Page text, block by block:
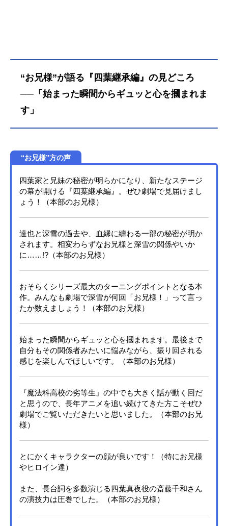
“お兄様”が語る『四葉継承編』の見どころ
──「始まった瞬間からギュッと心を摑まれま
す」
“お兄様”方の声
四葉家と兄妹の秘密が明らかになり、新たなステージ
の幕が開ける『四葉継承編』。ぜひ劇場で見届けまし
ょう！（本部のお兄様）
達也と深雪の過去や、血縁に纏わる一部の秘密が明か
されます。相変わらずなお兄様と深雪の関係やいか
に……!?（本部のお兄様）
おそらくシリーズ最大のターニングポイントとなる本
作。みんなも劇場で深雪が何回「お兄様！」って言っ
たか数えましょう！（本部のお兄様）
始まった瞬間からギュッと心を摑まれます。最後まで
自分もその関係者みたいに悩みながら、振り回される
感じを楽しんでほしいです。（本部のお兄様）
『魔法科高校の劣等生』の中でも大きく話が動く回だ
と思うので、長年アニメを追い続けてきた方こそぜひ
劇場でご覧いただきたいと思いました。（本部のお兄
様）
とにかくキャラクターの顔が良いです！（特にお兄様
やヒロイン達）
また、長台詞を多数演じる四葉真夜役の斎藤千和さん
の演技力は圧巻でした。（本部のお兄様）